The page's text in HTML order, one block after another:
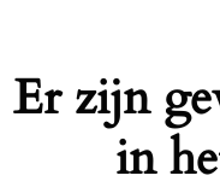
Er zijn
in